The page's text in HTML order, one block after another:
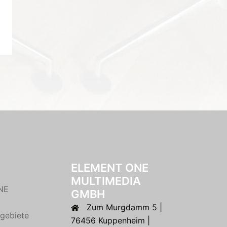
ELEMENT ONE
MULTIMEDIA
GMBH
Zum Murgdamm 5 |
76456 Kuppenheim |